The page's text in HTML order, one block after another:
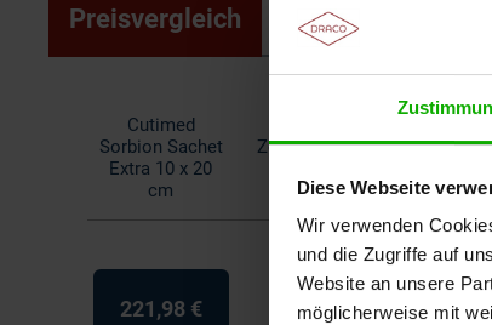
Diese Webseite
Wir verwenden
und die Zugriffe auf
Website an unsere
möglicherweise mit
Preisvergleich
Cutimed
Sorbion Sachet
Extra 10 x 20
cm
Zetuvit Plus 10
221,98 €